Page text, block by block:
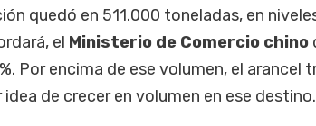
quedó en 511.000 toneladas, en
el Ministerio de Comercio chino
Por encima de ese volumen, el arancel
de crecer en volumen en ese destino.